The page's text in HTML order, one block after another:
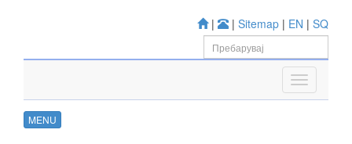
| | Sitemap | EN | SQ
MENU